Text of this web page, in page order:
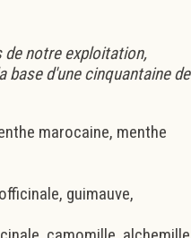
de notre exploitation,
base d'une cinquantaine de
marocaine, menthe
guimauve,